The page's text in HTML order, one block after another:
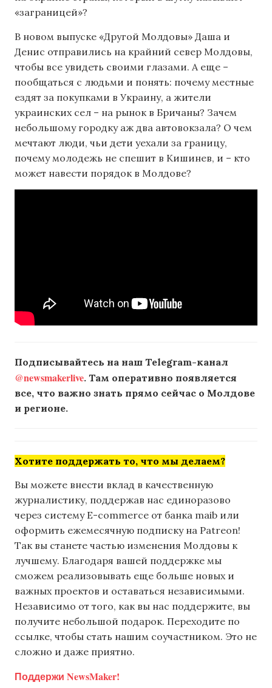
«заграницей»?
В новом выпуске «Другой Молдовы» Даша и
Денис отправились на крайний север Молдовы,
чтобы все увидеть своими глазами. А еще –
пообщаться с людьми и понять: почему местные
ездят за покупками в Украину, а жители
украинских сел – на рынок в Бричаны? Зачем
небольшому городку аж два автовокзала? О чем
мечтают люди, чьи дети уехали за границу,
почему молодежь не спешит в Кишинев, и – кто
может навести порядок в Молдове?
Подписывайтесь на наш Telegram-канал
@newsmakerlive. Там оперативно появляется
все, что важно знать прямо сейчас о Молдове
и регионе.
Хотите поддержать то, что мы делаем?
Вы можете внести вклад в качественную
журналистику, поддержав нас единоразово
через систему E-commerce от банка maib или
оформить ежемесячную подписку на Patreon!
Так вы станете частью изменения Молдовы к
лучшему. Благодаря вашей поддержке мы
сможем реализовывать еще больше новых и
важных проектов и оставаться независимыми.
Независимо от того, как вы нас поддержите, вы
получите небольшой подарок. Переходите по
ссылке, чтобы стать нашим соучастником. Это не
сложно и даже приятно.
Поддержи NewsMaker!